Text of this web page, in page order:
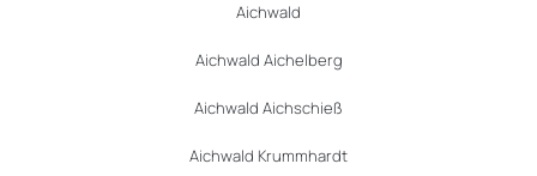
Aichwald
Aichwald Aichelberg
Aichwald Aichschieß
Aichwald Krummhardt